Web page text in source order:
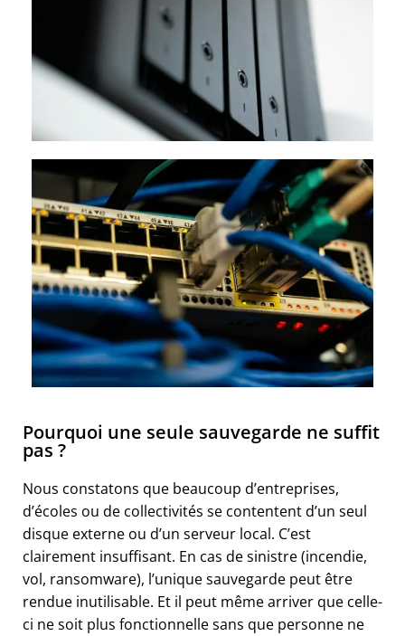
Pourquoi une seule sauvegarde ne suffit
pas ?
Nous constatons que beaucoup d’entreprises,
d’écoles ou de collectivités se contentent d’un seul
disque externe ou d’un serveur local. C’est
clairement insuffisant. En cas de sinistre (incendie,
vol, ransomware), l’unique sauvegarde peut être
rendue inutilisable. Et il peut même arriver que celle-
ci ne soit plus fonctionnelle sans que personne ne